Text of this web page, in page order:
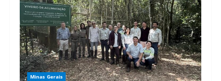
Minas Gerais